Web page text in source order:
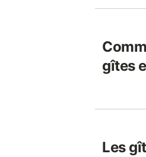
gîtes
Les